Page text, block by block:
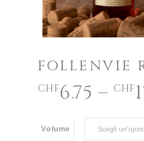
FOLLENVIE
CHF6.75 – CHF
Volume